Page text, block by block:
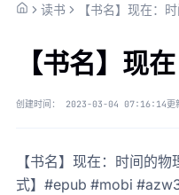
读书 【书名】现在：
【书名】现
创建时间： 2023-03-04 07:16:14更
【书名】现在：时间的
式】#epub #mobi